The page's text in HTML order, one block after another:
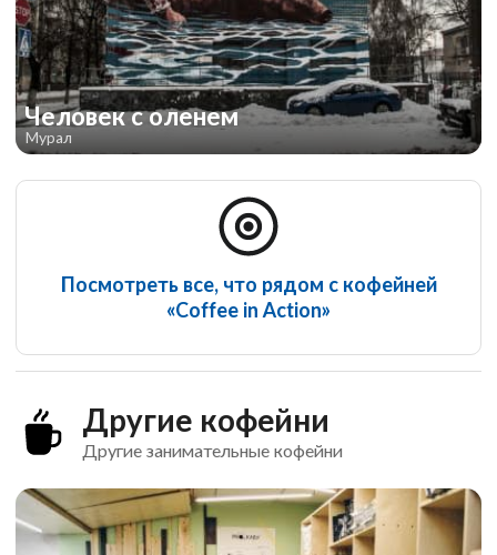
Человек с оленем
Мурал
Посмотреть все, что рядом с кофейней
«Coffee in Action»
Другие кофейни
Другие занимательные кофейни